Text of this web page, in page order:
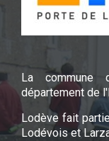
La
département de
Lodève fait
Lodévois et